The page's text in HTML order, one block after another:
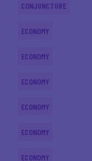
CONJUNCTURE
ECONOMY
ECONOMY
ECONOMY
ECONOMY
ECONOMY
ECONOMY